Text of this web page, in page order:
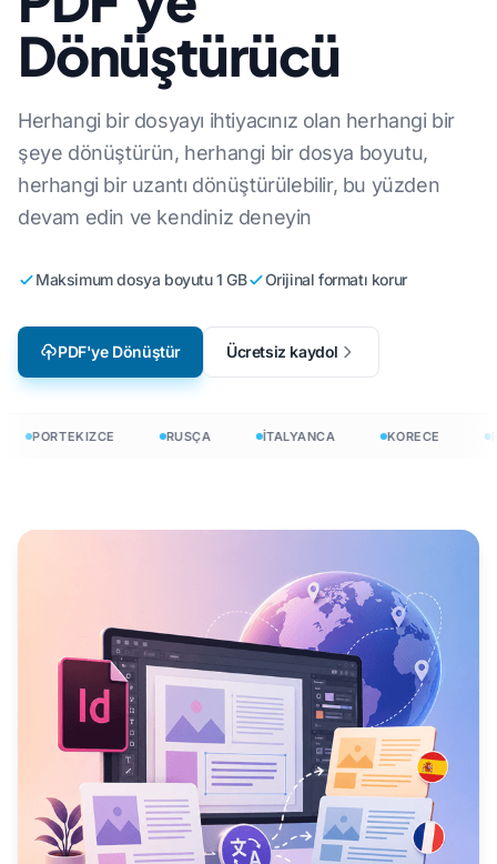
Dönüştürücü
Herhangi bir dosyayı ihtiyacınız olan herhangi bir
şeye dönüştürün, herhangi bir dosya boyutu,
herhangi bir uzantı dönüştürülebilir, bu yüzden
devam edin ve kendiniz deneyin
Maksimum dosya boyutu 1 GB Orijinal formatı korur
PDF'ye Dönüştür Ücretsiz kaydol
PORTEKIZCE RUSÇA İTALYANCA KORECE